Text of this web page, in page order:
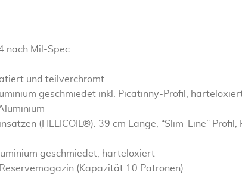
nach Mil-Spec
und teilverchromt
geschmiedet inkl. Picatinny-Profil,
(HELICOIL®). 39 cm Länge, “Slim-Line”
geschmiedet, harteloxiert
(Kapazität 10 Patronen)